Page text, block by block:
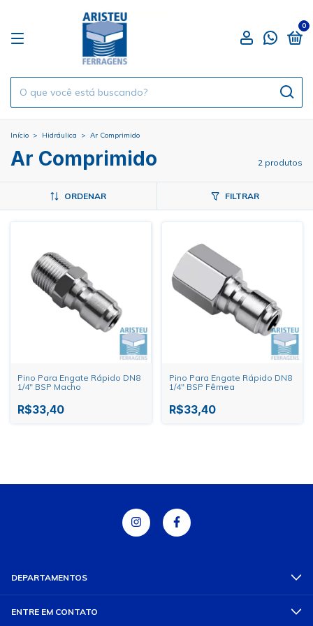
0
Início > Hidráulica > Ar Comprimido
Ar Comprimido 2 produtos
ORDENAR FILTRAR
Pino Para Engate Rápido DN8
1/4" BSP Macho
R$33,40
Pino Para Engate Rápido DN8
1/4" BSP Fêmea
R$33,40
DEPARTAMENTOS
ENTRE EM CONTATO